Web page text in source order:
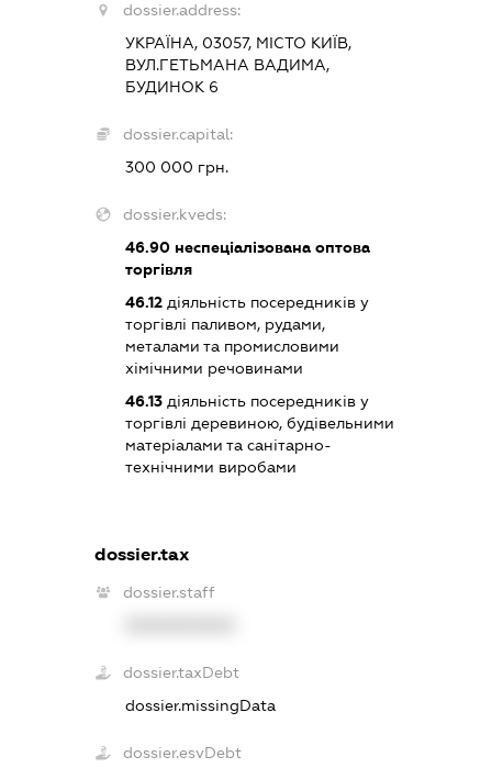
dossier.address:
УКРАЇНА, 03057, МІСТО КИЇВ,
ВУЛ.ГЕТЬМАНА ВАДИМА,
БУДИНОК 6
dossier.capital:
300 000 грн.
dossier.kveds:
46.90неспеціалізована оптова
торгівля
46.12діяльність посередників у
торгівлі паливом, рудами,
металами та промисловими
хімічними речовинами
46.13діяльність посередників у
торгівлі деревиною, будівельними
матеріалами та санітарно-
технічними виробами
dossier.tax
dossier.staff
dossier.taxDebt
dossier.missingData
dossier.esvDebt